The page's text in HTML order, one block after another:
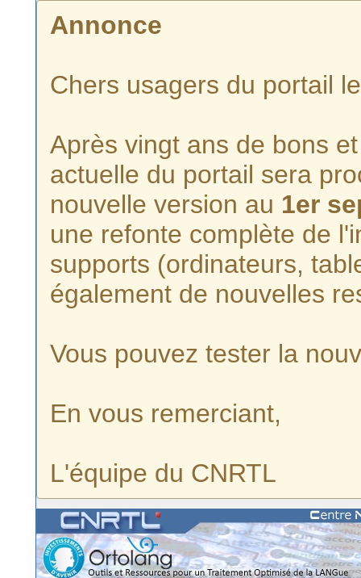
Annonce
Chers usagers du portail
Après vingt ans de bons
actuelle du portail sera
nouvelle version au 1er
une refonte complète de
supports (ordinateurs,
également de nouvelles
Vous pouvez tester la
En vous remerciant,
L'équipe du CNRTL